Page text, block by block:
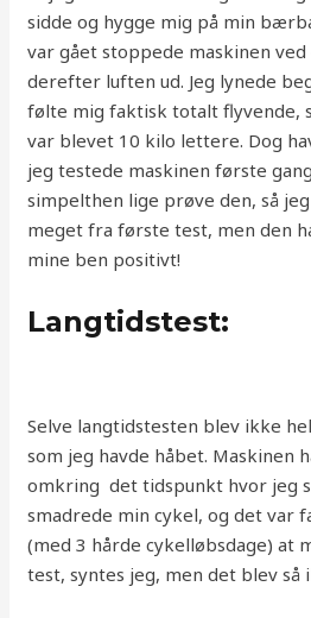
sidde og hygge mig på min
var gået stoppede maskinen
derefter luften ud. Jeg lynede
følte mig faktisk totalt flyvende,
var blevet 10 kilo lettere. Dog
jeg testede maskinen første
simpelthen lige prøve den, så
meget fra første test, men den
mine ben positivt!
Langtidstest:
Selve langtidstesten blev ikke
som jeg havde håbet. Maskinen
omkring det tidspunkt hvor jeg
smadrede min cykel, og det var
(med 3 hårde cykelløbsdage) at
test, syntes jeg, men det blev så